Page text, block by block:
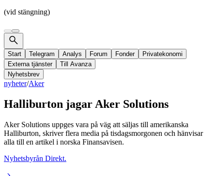
(vid stängning)
Start Telegram Analys Forum Fonder
Privatekonomi
Externa tjänster
Till Avanza
Nyhetsbrev
nyheter/Aker
Halliburton jagar Aker Solutions
Aker Solutions uppges vara på väg att säljas till amerikanska
Halliburton, skriver flera media på tisdagsmorgonen och hänvisar
alla till en artikel i norska Finansavisen.
Nyhetsbyrån Direkt.